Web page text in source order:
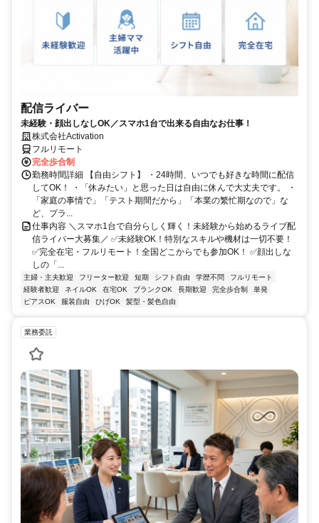
配信ライバー
未経験・顔出しなしOK／スマホ1台で出来る自由なお仕事！
株式会社Activation
フルリモート
完全歩合制
勤務時間詳細 【自由シフト】 ・24時間、いつでも好きな時間に配信
してOK！ ・「休みたい」と思った日は自由に休んで大丈夫です。 ・
「家庭の事情で」「テスト期間だから」「本業の繁忙期なので」な
ど、プラ...
仕事内容 ＼スマホ1台で自分らしく輝く！未経験から始めるライブ配
信ライバー大募集／ ✅未経験OK！特別なスキルや機材は一切不要！
✅完全在宅・フルリモート！全国どこからでも参加OK！ ✅顔出しな
しの「...
主婦・主夫歓迎 フリーター歓迎 短期 シフト自由 学歴不問
フルリモート
経験者歓迎
ネイルOK 在宅OK ブランクOK 長期歓迎 完全歩合制
単発
ピアスOK
服装自由 ひげOK 髪型・髪色自由
業務委託